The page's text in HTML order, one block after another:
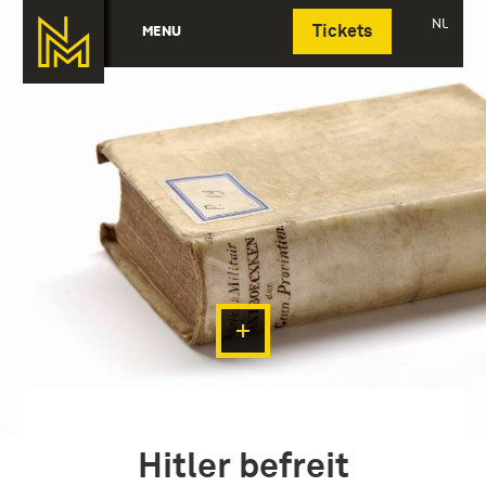
MENU Tickets NL
Deutsch
Hitler befreit